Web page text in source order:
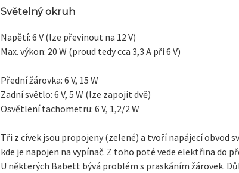
Světelný okruh
Napětí: 6 V (lze převinout na 12 V)
Max. výkon: 20 W (proud tedy cca 3,3 A při 6 V)
Přední žárovka: 6 V, 15 W
Zadní světlo: 6 V, 5 W (lze zapojit dvě)
Osvětlení tachometru: 6 V, 1,2/2 W
Tři z cívek jsou propojeny (zelené) a tvoří napájecí obvod
kde je napojen na vypínač. Z toho poté vede elektřina do
U některých Babett bývá problém s praskáním žárovek.